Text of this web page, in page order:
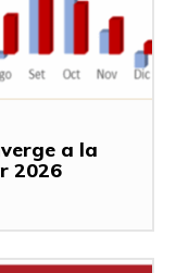
a la
2026